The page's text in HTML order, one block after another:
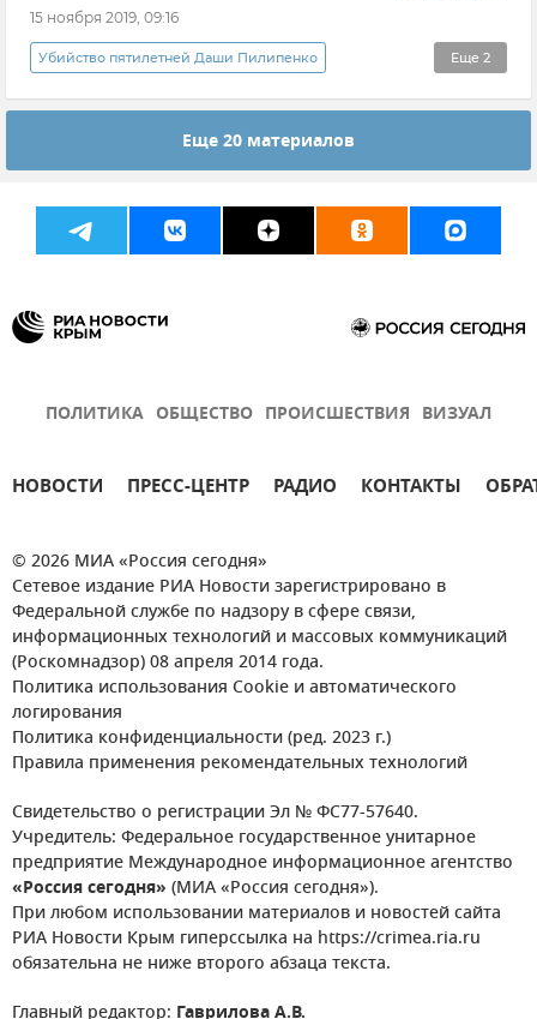
15 ноября 2019, 09:16
Еще 2
Убийство пятилетней Даши Пилипенко
Происшествия Новости
Еще 20 материалов
ПОЛИТИКА ОБЩЕСТВО ПРОИСШЕСТВИЯ ВИЗУАЛ
НОВОСТИ ПРЕСС-ЦЕНТР РАДИО КОНТАКТЫ
© 2026 МИА «Россия сегодня»
Сетевое издание РИА Новости зарегистрировано в
Федеральной службе по надзору в сфере связи,
информационных технологий и массовых коммуникаций
(Роскомнадзор) 08 апреля 2014 года.
Политика использования Cookie и автоматического
логирования
Политика конфиденциальности (ред. 2023 г.)
Правила применения рекомендательных технологий
Свидетельство о регистрации Эл № ФС77-57640.
Учредитель: Федеральное государственное унитарное
предприятие Международное информационное агентство
«Россия сегодня» (МИА «Россия сегодня»).
При любом использовании материалов и новостей сайта
РИА Новости Крым гиперссылка на https://crimea.ria.ru
обязательна не ниже второго абзаца текста.
Главный редактор: Гаврилова А.В.